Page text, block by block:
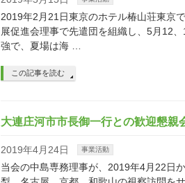
2019年2月21日東京のホテル椿山荘東京
展促進会理事で先遣団を組織し、5月12
強で、夏場は海 …
この記事を読む
大連庄河市市長御一行との歓迎懇親
2019年4月24日 事業活動
当会の中島専務理事が、2019年4月22日